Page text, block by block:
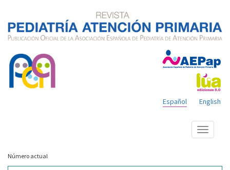
English
Español
Mostrar
menú
Número actual